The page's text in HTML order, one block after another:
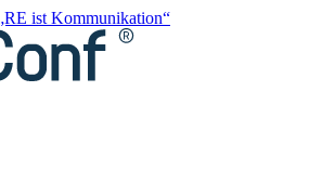
ist Kommunikation“